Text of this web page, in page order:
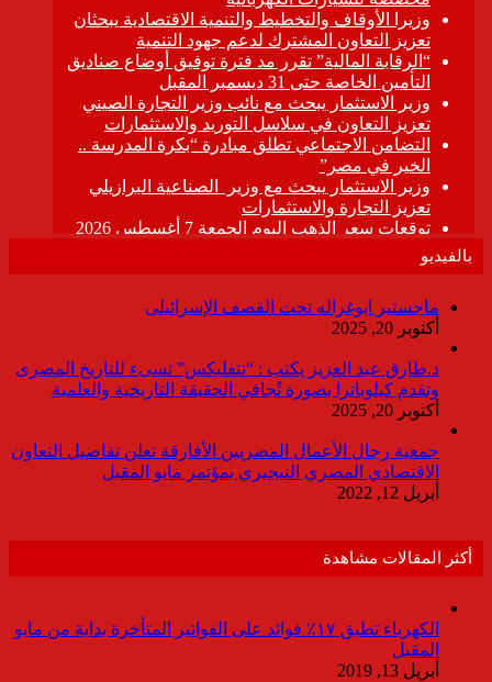
بالفيديو
ماجستير ابوغزاله تحت القصف الإسرائيلى
أكتوبر 20, 2025
د.طارق عبد العزيز يكتب : “نتفليكس” تسىء للتاريخ المصرى
وتقدم كيلوباترا بصورة تُجافي الحقيقة التاريخية والعلمية
أكتوبر 20, 2025
جمعية رجال الأعمال المصريين الأفارقة تعلن تفاصيل التعاون
الاقتصادي المصري النيجيري بمؤتمر مايو المقبل
أبريل 12, 2022
أكثر المقالات مشاهدة
الكهرباء تطبق ١٧٪ فوائد على الفواتير المتأخرة بداية من مايو
المقبل
أبريل 13, 2019